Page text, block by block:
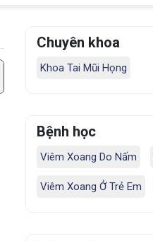
Chuyên khoa
Khoa Tai Mũi Họng
Bệnh học
Viêm Xoang Do Nấm
Viêm Xoang Ở Trẻ Em